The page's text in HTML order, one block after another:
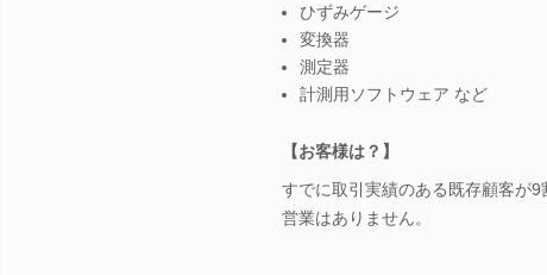
ひずみゲージ
変換器
測定器
計測用ソフトウェア など
【お客様は？】
すでに取引実績のある既存顧客が
営業はありません。